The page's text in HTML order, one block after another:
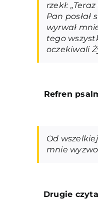
rzekł:
Pan posłał
wyrwał
tego
oczekiwali
Refren
Od
mnie
Drugie